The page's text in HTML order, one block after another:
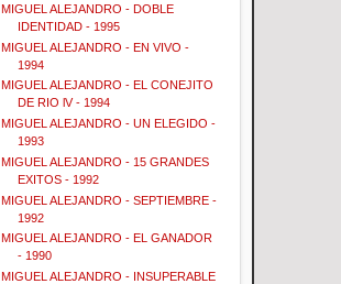
MIGUEL ALEJANDRO - DOBLE
IDENTIDAD - 1995
MIGUEL ALEJANDRO - EN VIVO -
1994
MIGUEL ALEJANDRO - EL CONEJITO
DE RIO lV - 1994
MIGUEL ALEJANDRO - UN ELEGIDO -
1993
MIGUEL ALEJANDRO - 15 GRANDES
EXITOS - 1992
MIGUEL ALEJANDRO - SEPTIEMBRE -
1992
MIGUEL ALEJANDRO - EL GANADOR
- 1990
MIGUEL ALEJANDRO - INSUPERABLE